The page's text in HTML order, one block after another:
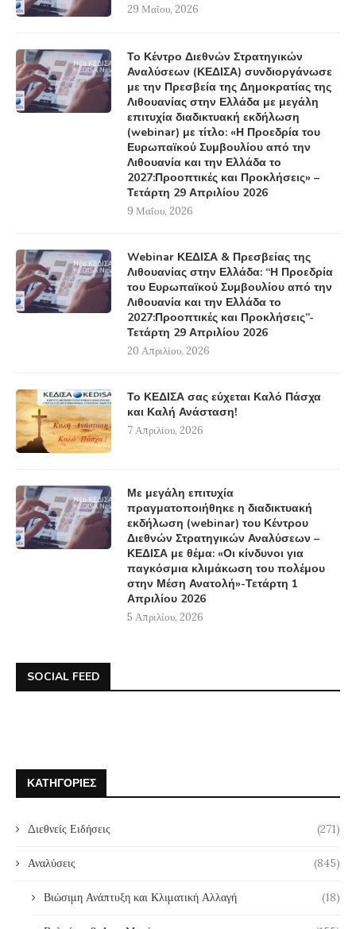
29 Μαΐου, 2026
Το Κέντρο Διεθνών Στρατηγικών
Αναλύσεων (ΚΕΔΙΣΑ) συνδιοργάνωσε
με την Πρεσβεία της Δημοκρατίας της
Λιθουανίας στην Ελλάδα με μεγάλη
επιτυχία διαδικτυακή εκδήλωση
(webinar) με τίτλο: «Η Προεδρία του
Ευρωπαϊκού Συμβουλίου από την
Λιθουανία και την Ελλάδα το
2027:Προοπτικές και Προκλήσεις» –
Τετάρτη 29 Απριλίου 2026
9 Μαΐου, 2026
Webinar ΚΕΔΙΣΑ & Πρεσβείας της
Λιθουανίας στην Ελλάδα: “Η Προεδρία
του Ευρωπαϊκού Συμβουλίου από την
Λιθουανία και την Ελλάδα το
2027:Προοπτικές και Προκλήσεις”-
Τετάρτη 29 Απριλίου 2026
20 Απριλίου, 2026
Το ΚΕΔΙΣΑ σας εύχεται Καλό Πάσχα
και Καλή Ανάσταση!
7 Απριλίου, 2026
Με μεγάλη επιτυχία
πραγματοποιήθηκε η διαδικτυακή
εκδήλωση (webinar) του Κέντρου
Διεθνών Στρατηγικών Αναλύσεων –
ΚΕΔΙΣΑ με θέμα: «Οι κίνδυνοι για
παγκόσμια κλιμάκωση του πολέμου
στην Μέση Ανατολή»-Τετάρτη 1
Απριλίου 2026
5 Απριλίου, 2026
SOCIAL FEED
ΚΑΤΗΓΟΡΊΕΣ
Διεθνείς Ειδήσεις (271)
Αναλύσεις (845)
Βιώσιμη Ανάπτυξη και Κλιματική Αλλαγή (18)